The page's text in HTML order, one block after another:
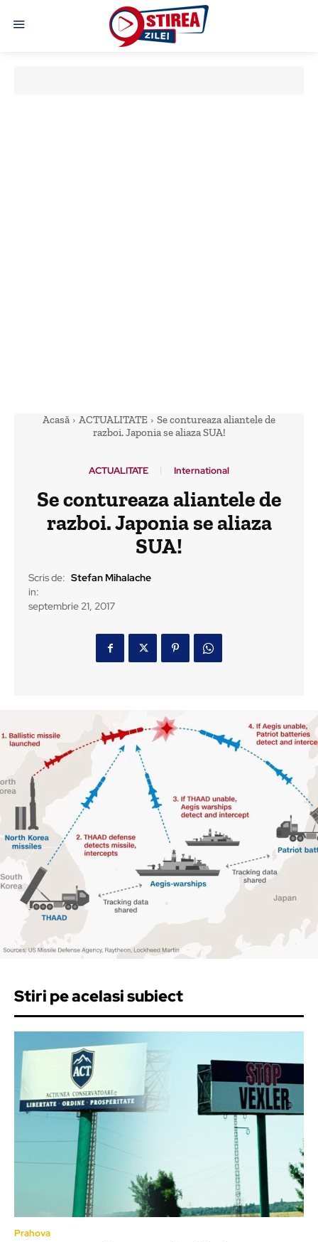
Acasă ACTUALITATE
Se contureaza aliantele de
razboi. Japonia se aliaza SUA!
ACTUALITATE International
Se contureaza aliantele de
razboi. Japonia se aliaza
SUA!
Scris de: Stefan Mihalache
in:
septembrie 21, 2017
Stiri pe acelasi subiect
Prahova